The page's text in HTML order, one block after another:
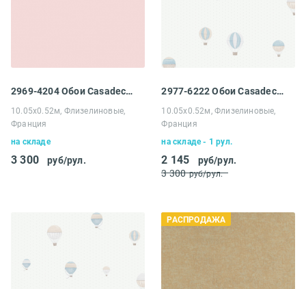
2969-4204 Обои Casadeco My little world
10.05х0.52м, Флизелиновые,
Франция
на складе
3 300 руб/рул.
2977-6222 Обои Casadeco My little world
10.05х0.52м, Флизелиновые,
Франция
на складе - 1 рул.
2 145
руб/рул.
3 300 руб/рул.
РАСПРОДАЖА